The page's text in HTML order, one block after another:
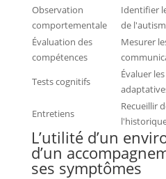
Observation
comportementale
Identifier
de
Évaluation des
compétences
Mesurer
Tests cognitifs
Évaluer
Entretiens
Recueillir
L’utilité d’un
d’un
ses symptômes